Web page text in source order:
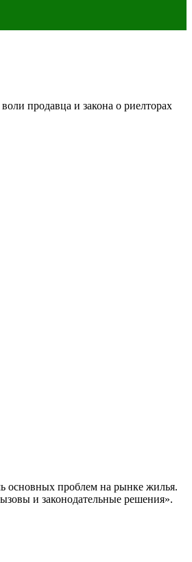
продавца и закона о риелторах
основных проблем на рынке жилья.
и законодательные решения».